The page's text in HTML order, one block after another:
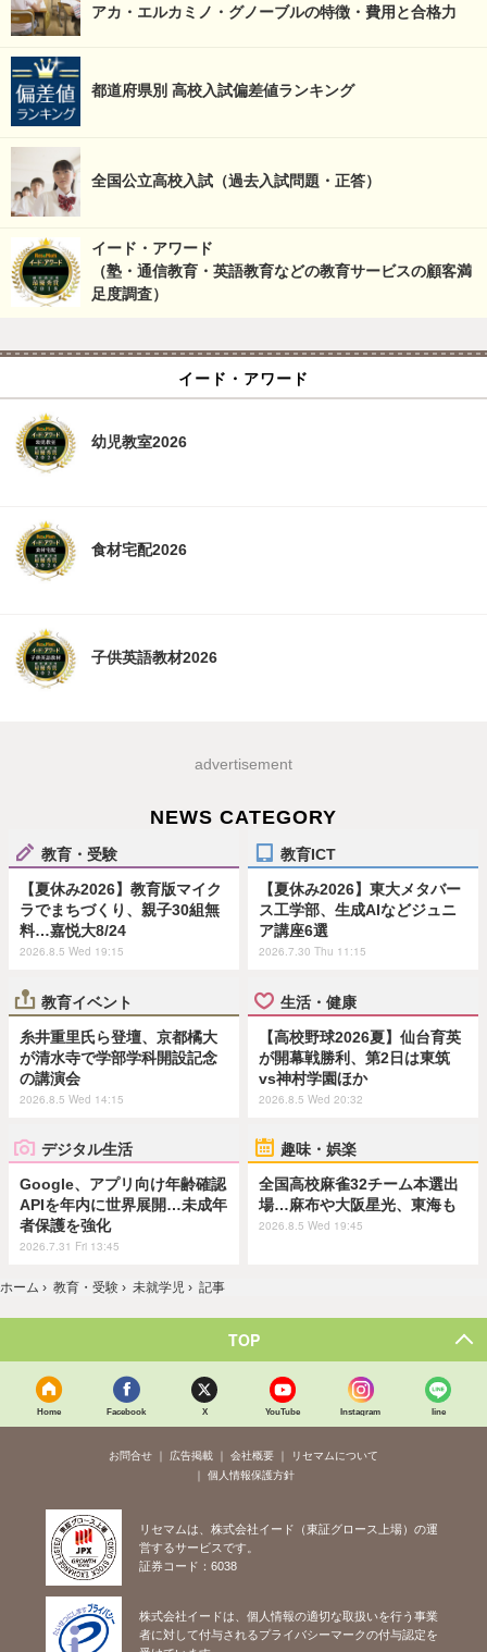
アカ・エルカミノ・グノーブルの特徴・費用と合格力
都道府県別 高校入試偏差値ランキング
全国公立高校入試（過去入試問題・正答）
イード・アワード
（塾・通信教育・英語教育などの教育サービスの顧客満
足度調査）
イード・アワード
幼児教室2026
食材宅配2026
子供英語教材2026
advertisement
NEWS CATEGORY
教育・受験
【夏休み2026】教育版マイク
ラでまちづくり、親子30組無
料…嘉悦大8/24
2026.8.5 Wed 19:15
教育ICT
【夏休み2026】東大メタバー
ス工学部、生成AIなどジュニ
ア講座6選
2026.7.30 Thu 11:15
教育イベント
糸井重里氏ら登壇、京都橘大
が清水寺で学部学科開設記念
の講演会
2026.8.5 Wed 14:15
生活・健康
【高校野球2026夏】仙台育英
が開幕戦勝利、第2日は東筑
vs神村学園ほか
2026.8.5 Wed 20:32
デジタル生活
Google、アプリ向け年齢確認
APIを年内に世界展開…未成年
者保護を強化
2026.7.31 Fri 13:45
趣味・娯楽
全国高校麻雀32チーム本選出
場…麻布や大阪星光、東海も
2026.8.5 Wed 19:45
ホーム › 教育・受験 › 未就学児 › 記事
TOP
Home Facebook X YouTube Instagram line
お問合せ 広告掲載 会社概要
リセマムについて
個人情報保護方針
リセマムは、株式会社イード（東証グロース上場）の運
営するサービスです。
証券コード：6038
株式会社イードは、個人情報の適切な取扱いを行う事業
者に対して付与されるプライバシーマークの付与認定を